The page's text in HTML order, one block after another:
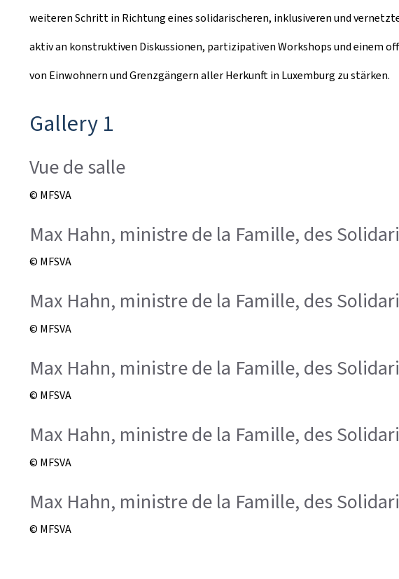
weiteren Schritt in Richtung eines solidarischeren, inklusiveren und
aktiv an konstruktiven Diskussionen, partizipativen Workshops und einem
von Einwohnern und Grenzgängern aller Herkunft in Luxemburg zu stärken.
Gallery 1
Vue de salle
© MFSVA
Max Hahn, ministre de la Famille, des
© MFSVA
Max Hahn, ministre de la Famille, des
© MFSVA
Max Hahn, ministre de la Famille, des
© MFSVA
Max Hahn, ministre de la Famille, des
© MFSVA
Max Hahn, ministre de la Famille, des
© MFSVA